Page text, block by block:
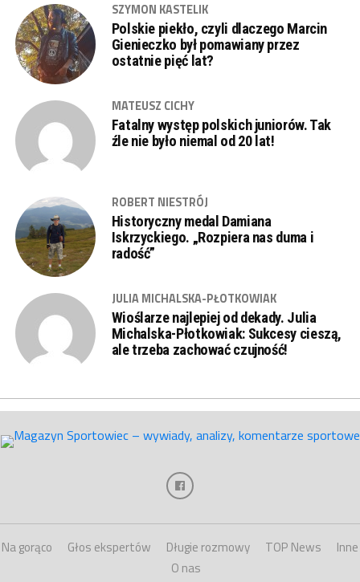
SZYMON KASTELIK
Polskie piekło, czyli dlaczego Marcin
Gienieczko był pomawiany przez
ostatnie pięć lat?
MATEUSZ CICHY
Fatalny występ polskich juniorów. Tak
źle nie było niemal od 20 lat!
ROBERT NIESTRÓJ
Historyczny medal Damiana
Iskrzyckiego. „Rozpiera nas duma i
radość”
JULIA MICHALSKA-PŁOTKOWIAK
Wioślarze najlepiej od dekady. Julia
Michalska-Płotkowiak: Sukcesy cieszą,
ale trzeba zachować czujność!
Na gorąco Głos ekspertów Długie rozmowy TOP News
Inne
O nas